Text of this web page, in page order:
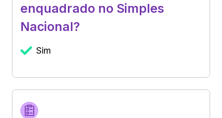
enquadrado no Simples
Nacional?
Sim